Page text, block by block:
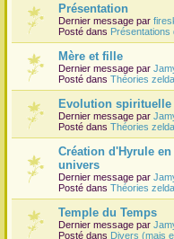
Présentation
Dernier message par
Posté dans Présentations
Mère et fille
Dernier message par
Posté dans Théories
Evolution spirituelle
Dernier message par
Posté dans Théories
Création d'Hyrule
univers
Dernier message par
Posté dans Théories
Temple du Temps
Dernier message par
Posté dans Divers (mais